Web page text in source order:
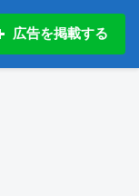
広告を掲載する